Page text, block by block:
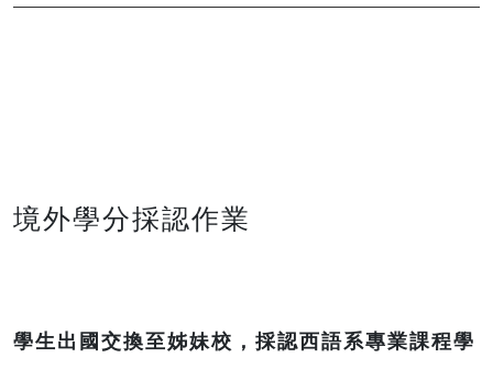
境外學分採認作業
學生出國交換至姊妹校，採認西語系專業課程學